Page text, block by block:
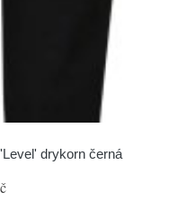
drykorn černá